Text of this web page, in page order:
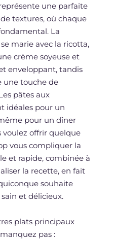
une parfaite
textures, où chaque
La
marie avec la ricotta,
crème soyeuse et
enveloppant, tandis
une touche de
pâtes aux
idéales pour un
pour un dîner
voulez offrir quelque
vous compliquer la
et rapide, combinée à
la recette, en fait
souhaite
et délicieux.
plats principaux
pas :